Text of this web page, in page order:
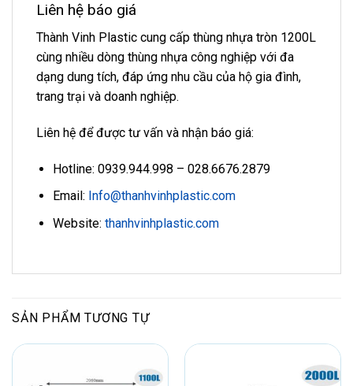
Liên hệ báo giá
Thành Vinh Plastic cung cấp thùng nhựa tròn 1200L
cùng nhiều dòng thùng nhựa công nghiệp với đa
dạng dung tích, đáp ứng nhu cầu của hộ gia đình,
trang trại và doanh nghiệp.
Liên hệ để được tư vấn và nhận báo giá:
Hotline: 0939.944.998 – 028.6676.2879
Email: Info@thanhvinhplastic.com
Website: thanhvinhplastic.com
SẢN PHẨM TƯƠNG TỰ